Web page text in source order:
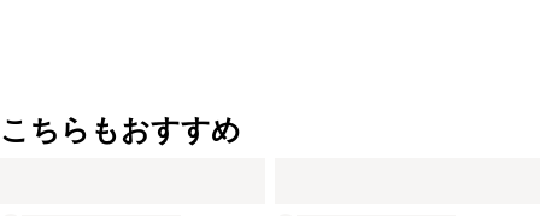
こちらもおすすめ